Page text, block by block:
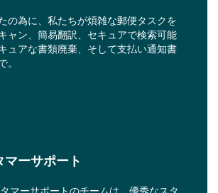
の為に、私たちが煩雑な郵便タスクを
ャン、簡易翻訳、セキュアで検索可能
ュアな書類廃棄、そして支払い通知書
。
ーサポート